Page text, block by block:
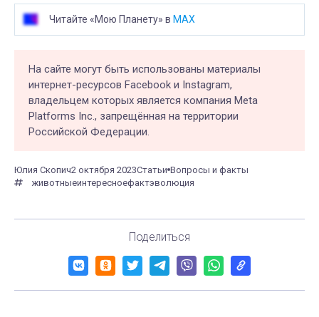
Читайте «Мою Планету» в MAX
На сайте могут быть использованы материалы
интернет-ресурсов Facebook и Instagram,
владельцем которых является компания Meta
Platforms Inc., запрещённая на территории
Российской Федерации.
Юлия Скопич2 октября 2023Статьи Вопросы и факты
животныеинтересноефактэволюция
Поделиться